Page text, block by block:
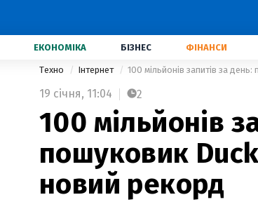
ЕКОНОМІКА БІЗНЕС ФІНАНСИ
Техно Інтернет 100 мільйонів запитів за
19 січня, 11:04 2
100 мільйонів
пошуковик
новий рекорд